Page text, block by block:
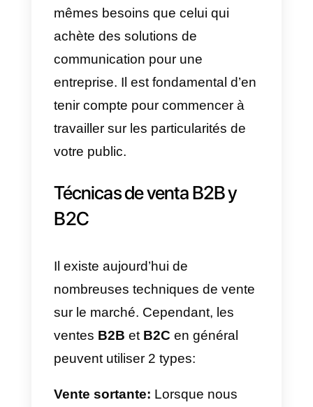
d) Services téléphoniques:
que Vodafone, T-Mobile, Verizon
Wireless, AT&T.
e) Services éducatifs: tels que
Platzi.
f) Applications de taxi ou de
livraison: